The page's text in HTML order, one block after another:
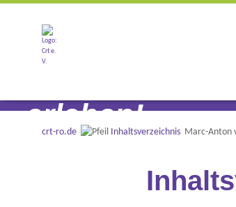
erleben!
crt-ro.de Inhaltsverzeichnis Marc-Anton